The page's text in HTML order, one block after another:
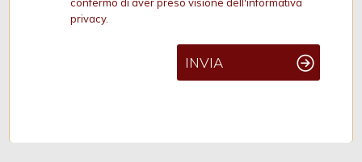
privacy.
INVIA